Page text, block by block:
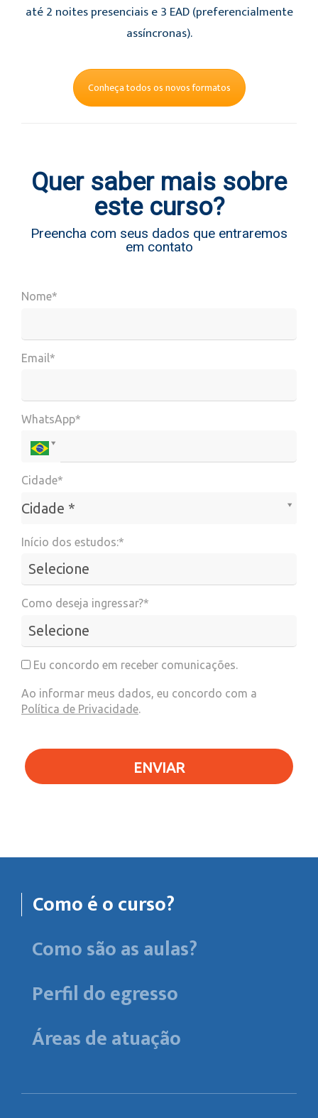
até 2 noites presenciais e 3 EAD (preferencialmente
assíncronas).
Conheça todos os novos formatos
Quer saber mais sobre
este curso?
Preencha com seus dados que entraremos
em contato
Nome*
Email*
WhatsApp*
Cidade*
Cidade *
Cidade*
Início dos estudos:*
Como deseja ingressar?*
Eu concordo em receber comunicações.
Ao informar meus dados, eu concordo com a
Política de Privacidade.
ENVIAR
Como é o curso?
Como são as aulas?
Perfil do egresso
Áreas de atuação